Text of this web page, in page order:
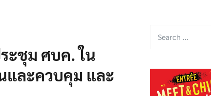
ะชุม ศบค. ใน
และควบคุม และ